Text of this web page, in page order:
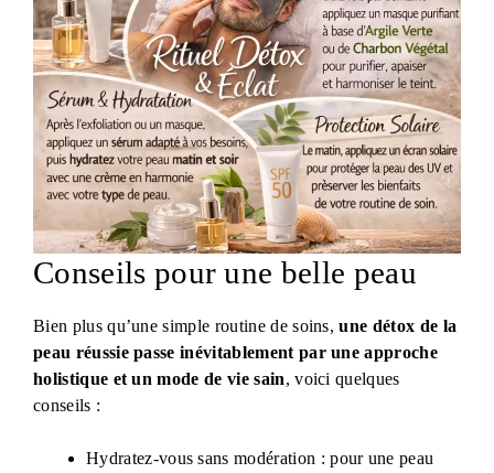
Conseils pour une belle peau
Bien plus qu’une simple routine de soins,une détox de la
peau réussie passe inévitablement par une approche
holistique et un mode de vie sain, voici quelques
conseils :
Hydratez-vous sans modération : pour une peau